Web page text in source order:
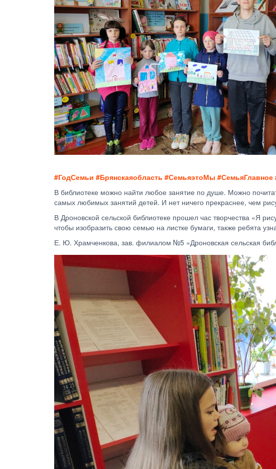
#ГодСемьи #Брянскаяобласть #СемьяэтоМы
В библиотеке можно найти любое занятие по душе. Можно
самых любимых занятий детей. И нет ничего прекраснее, чем
В Дроновской сельской библиотеке прошел час творчества «Я
чтобы изобразить свою семью на листке бумаги, также ребята
Е. Ю. Храмченкова, зав. филиалом №5 «Дроновская сельская